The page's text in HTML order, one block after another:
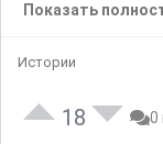
Показать
Истории
18 0